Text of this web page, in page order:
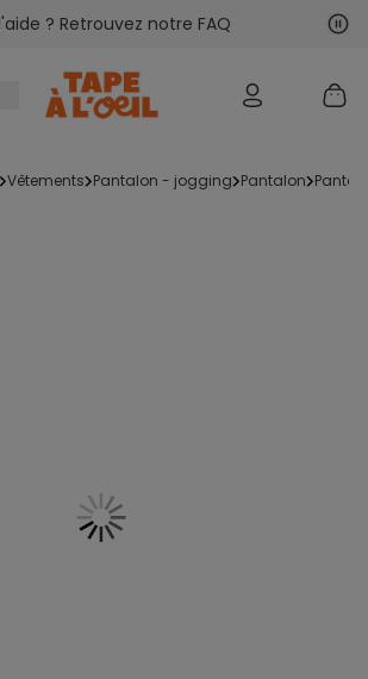
? Retrouvez notre FAQ
vêtements pantalon - jogging pantalon